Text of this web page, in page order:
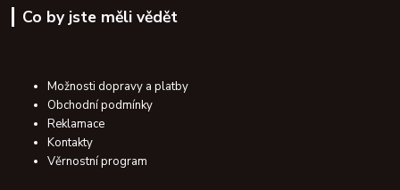
Co by jste měli vědět
Možnosti dopravy a platby
Obchodní podmínky
Reklamace
Kontakty
Věrnostní program